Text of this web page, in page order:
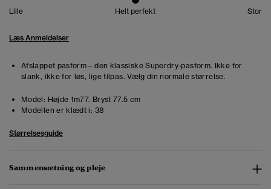
Lille Helt perfekt Stor
Læs Anmeldelser
Afslappet pasform – den klassiske Superdry-pasform. Ikke for
slank, ikke for løs, lige tilpas. Vælg din normale størrelse.
Model: Højde 1m77. Bryst 77.5 cm
Modellen er klædt i: 38
Størrelsesguide
Sammensætning og pleje